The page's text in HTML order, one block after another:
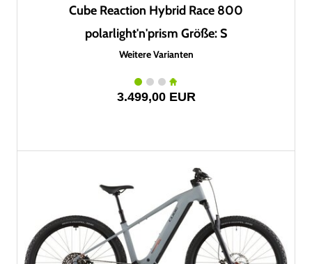
Cube Reaction Hybrid Race 800
polarlight'n'prism Größe: S
Weitere Varianten
3.499,00 EUR